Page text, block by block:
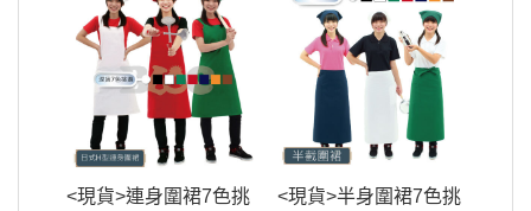
<現貨>連身圍裙7色挑
<現貨>半身圍裙7色挑